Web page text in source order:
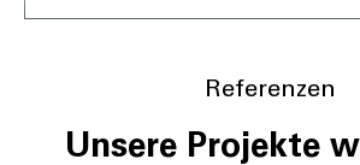
Referenzen
Unsere Projekte